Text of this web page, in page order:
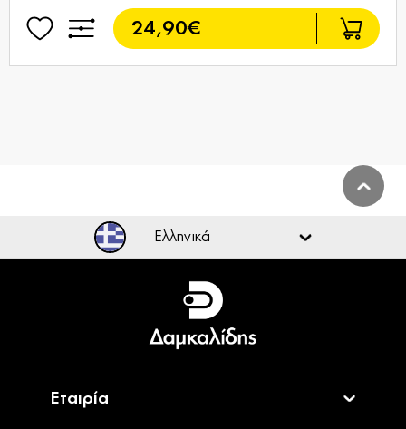
24,90€
Ελληνικά
Ελληνικά
English
Εταιρία